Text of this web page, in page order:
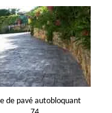
de pavé autobloquant